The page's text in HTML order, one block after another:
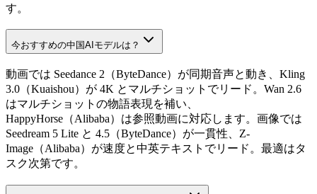
す。
今おすすめの中国AIモデルは？
動画では Seedance 2（ByteDance）が同期音声と動き、Kling
3.0（Kuaishou）が 4K とマルチショットでリード。Wan 2.6
はマルチショットの物語表現を補い、
HappyHorse（Alibaba）は参照動画に対応します。画像では
Seedream 5 Lite と 4.5（ByteDance）が一貫性、Z-
Image（Alibaba）が速度と中英テキストでリード。最適はタ
スク次第です。